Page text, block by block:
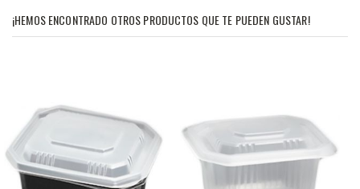
¡HEMOS ENCONTRADO OTROS PRODUCTOS QUE TE PUEDEN GUSTAR!